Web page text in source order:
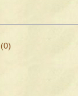
(0)